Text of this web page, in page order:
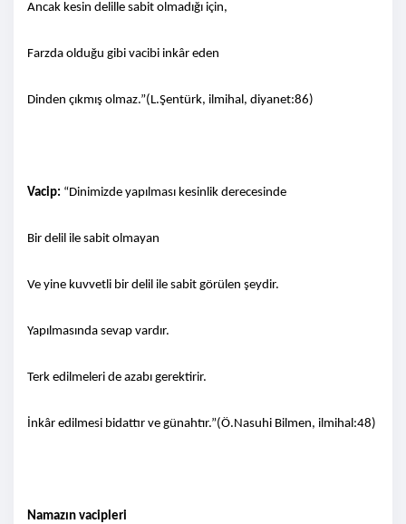
Ancak kesin delille sabit olmadığı için,
Farzda olduğu gibi vacibi inkâr eden
Dinden çıkmış olmaz.”(L.Şentürk, ilmihal, diyanet:86)
Vacip: “Dinimizde yapılması kesinlik derecesinde
Bir delil ile sabit olmayan
Ve yine kuvvetli bir delil ile sabit görülen şeydir.
Yapılmasında sevap vardır.
Terk edilmeleri de azabı gerektirir.
İnkâr edilmesi bidattır ve günahtır.”(Ö.Nasuhi Bilmen, ilmihal:48)
Namazın vacipleri